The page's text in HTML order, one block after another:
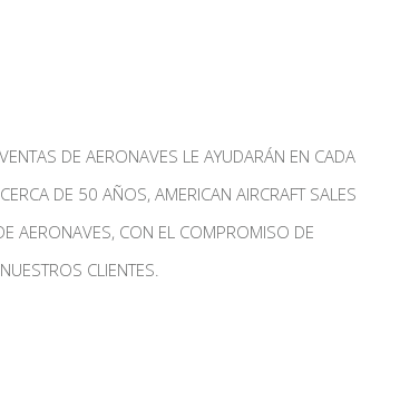
DE AERONAVES LE AYUDARÁN EN CADA
DE 50 AÑOS, AMERICAN AIRCRAFT SALES
AERONAVES, CON EL COMPROMISO DE
CLIENTES.